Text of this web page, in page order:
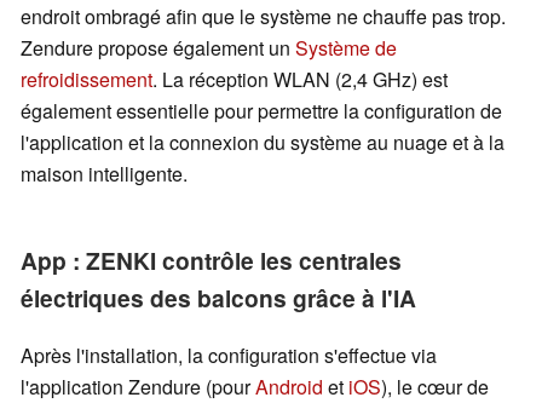
endroit ombragé afin que le système ne chauffe pas trop.
Zendure propose également un Système de
refroidissement. La réception WLAN (2,4 GHz) est
également essentielle pour permettre la configuration de
l'application et la connexion du système au nuage et à la
maison intelligente.
App : ZENKI contrôle les centrales
électriques des balcons grâce à l'IA
Après l'installation, la configuration s'effectue via
l'application Zendure (pourAndroid et iOS), le cœur de